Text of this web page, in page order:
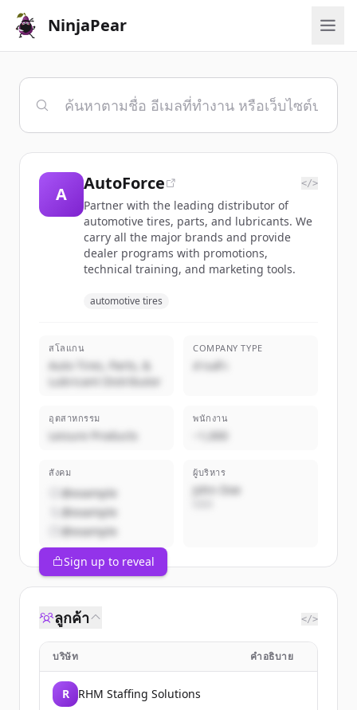
NinjaPear
A
AutoForce </>
Partner with the leading distributor of
automotive tires, parts, and lubricants. We
carry all the major brands and provide
dealer programs with promotions,
technical training, and marketing tools.
automotive tires
สโลแกน
Auto Tires, Parts, &
Lubricant Distributor
COMPANY TYPE
ส่วนตัว
อุตสาหกรรม
Leisure Products
พนักงาน
~1,000
สังคม
@example
@example
@example
ผู้บริหาร
John Doe
Sign up to reveal
ลูกค้า </>
บริษัท คำอธิบาย
R RHM Staffing Solutions